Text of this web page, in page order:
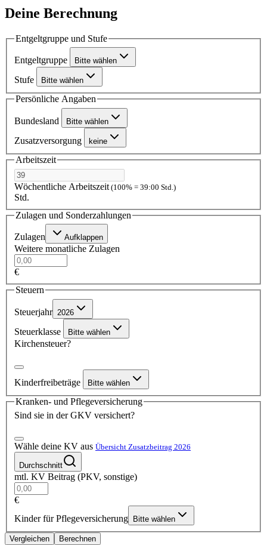
Deine Berechnung
Entgeltgruppe und Stufe
Entgeltgruppe Bitte wählen
Stufe Bitte wählen
Persönliche Angaben
Bundesland Bitte wählen
Zusatzversorgung keine
Arbeitszeit
Wöchentliche Arbeitszeit (100% = 39:00 Std.)
Std.
Zulagen und Sonderzahlungen
Zulagen Aufklappen
Weitere monatliche Zulagen
€
Steuern
Steuerjahr 2026
Steuerklasse Bitte wählen
Kirchensteuer?
Kinderfreibeträge Bitte wählen
Kranken- und Pflegeversicherung
Sind sie in der GKV versichert?
Wähle deine KV aus Übersicht Zusatzbeitrag 2026
Durchschnitt
mtl. KV Beitrag (PKV, sonstige)
€
Kinder für Pflegeversicherung
Bitte wählen
Vergleichen
Berechnen